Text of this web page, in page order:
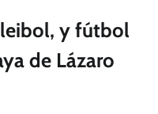
y fútbol
de Lázaro